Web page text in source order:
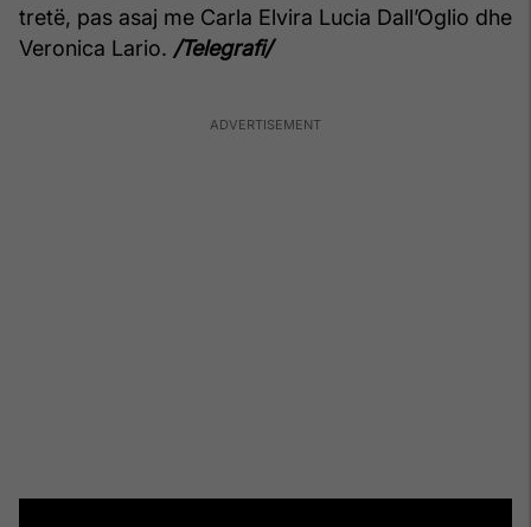
tretë, pas asaj me Carla Elvira Lucia Dall’Oglio dhe
Veronica Lario. /Telegrafi/